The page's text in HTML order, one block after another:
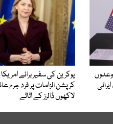
وعدوں
یوکرین کی سفیر برائے امریکا
کرپشن الزامات پر فرد جرم
لاکھوں ڈالرز کے اثاثے